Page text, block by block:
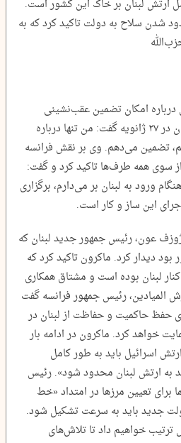
ارتش لبنان بر خاک این کشور است.
شدن سلاح به دولت تاکید کرد که به
امکان تضمین عقب‌نشینی
نظامیان اسرائیلی از خاک لبنان در ۲۷ ژانویه گفت: من تنها درباره
تضمین می‌دهم. وی بر نقش فرانسه
سوی همه طرف‌ها تاکید کرد و گفت:
ورود به لبنان بر می‌دارم، برگزاری
این ساز و کار است.
عون، رئیس جمهور جدید لبنان که
دیدار کرد. ماکرون تاکید کرد که
لبنان بوده است و مشتاق همکاری
المیادین، رئیس جمهور فرانسه گفت
حفظ حاکمیت و حفاظت از لبنان در
خواهد کرد. ماکرون در ادامه بار
اسرائیل باید به طور کامل
به ارتش لبنان محدود شود». رئیس
برای تعیین مرزها در امتداد «خط
جدید باید به سرعت تشکیل شود.
ترتیب خواهیم داد تا تلاش‌های